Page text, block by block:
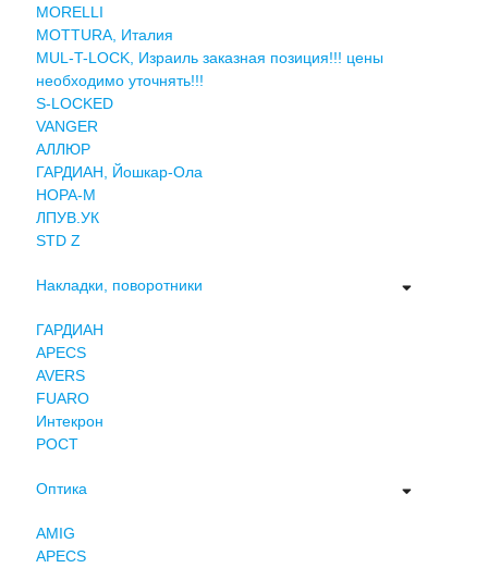
MORELLI
MOTTURA, Италия
MUL-T-LOCK, Израиль заказная позиция!!! цены
необходимо уточнять!!!
S-LOCKED
VANGER
АЛЛЮР
ГАРДИАН, Йошкар-Ола
НОРА-М
ЛПУВ.УК
STD Z
Накладки, поворотники
ГАРДИАН
APECS
AVERS
FUARO
Интекрон
РОСТ
Оптика
AMIG
APECS